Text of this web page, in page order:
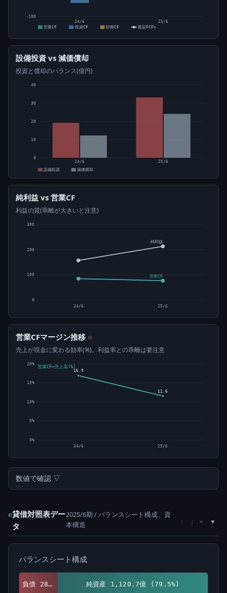
-100
24/6
25/6
営業CF
投資CF 財務CF 推定FCF⊙
設備投資 vs 減価償却
投資と償却のバランス(億円)
0
10
20
30
40
24/6
25/6
設備投資
減価償却
純利益 vs 営業CF
利益の質(乖離が大きいと注意)
0
100
200
300
営業CF
純利益
24/6 25/6
営業CFマージン推移 ⊙
売上が現金に変わる効率(%)。利益率との乖離は要注意
0%
5%
10%
15%
20%
16.9
24/6
11.6
25/6
営業CF÷売上高(%)
数値で確認 ▽
e貸借対照表デー
タ
2025/6期 / バランスシート構成、資
本構造
↑ ↓ ×
バランスシート構成
負債 288.4億 (20.5%) 純資産 1,120.7億 (79.5%)